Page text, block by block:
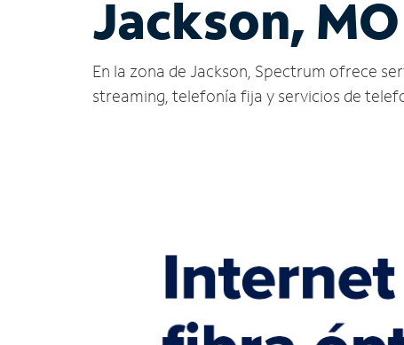
Jackson, MO
En la zona de Jackson, Spectrum ofrece
streaming, telefonía fija y servicios de